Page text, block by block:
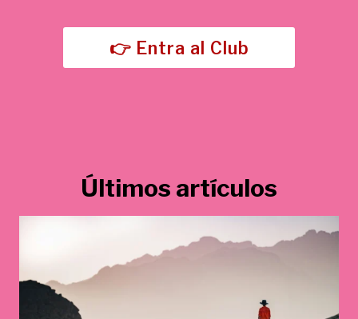
,
0
€
.
👉 Entra al Club
Últimos artículos